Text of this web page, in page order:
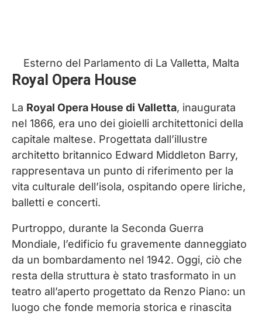
Esterno del Parlamento di La Valletta, Malta
Royal Opera House
La Royal Opera House di Valletta, inaugurata
nel 1866, era uno dei gioielli architettonici della
capitale maltese. Progettata dall’illustre
architetto britannico Edward Middleton Barry,
rappresentava un punto di riferimento per la
vita culturale dell’isola, ospitando opere liriche,
balletti e concerti.
Purtroppo, durante la Seconda Guerra
Mondiale, l’edificio fu gravemente danneggiato
da un bombardamento nel 1942. Oggi, ciò che
resta della struttura è stato trasformato in un
teatro all’aperto progettato da Renzo Piano: un
luogo che fonde memoria storica e rinascita